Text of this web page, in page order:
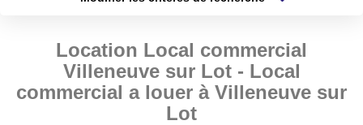
GESTION
ESTIMATION
Sélectionnez...
Type de bien
Surface min
Location Local commercial
Villeneuve sur Lot - Local
commercial a louer à Villeneuve sur
Lot